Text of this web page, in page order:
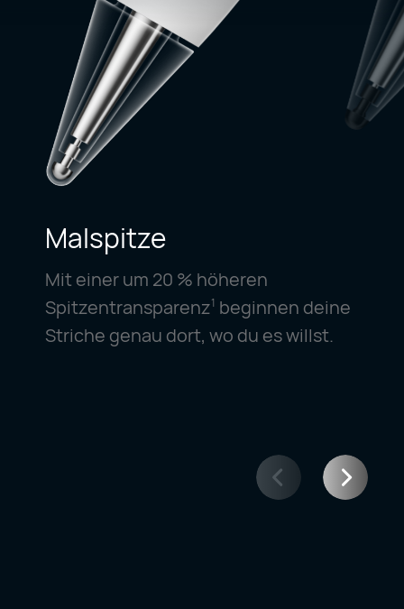
Malspitze
Mit einer um 20 % höheren
Spitzentransparenz1 beginnen deine
Striche genau dort, wo du es willst.